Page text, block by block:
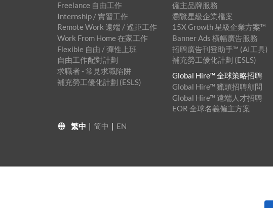
Freelance 自由工作
Internship / 實習工作
Remote Work 遠端 / 遙距工作
Work From Home 在家工作
Flexible 自由 / 彈性上班
自由工作配對計劃
求職者 - 常見求職陷阱
補充勞工優化計劃 (ESLS)
僱主品牌服務
瀏覽星級企業檔案
15X Growth 星級企業方案™
Banner Ads 橫幅廣告服務
招聘廣告刊登助手™ (AI工具)
補充勞工優化計劃 (ESLS)
Global Hire™ 全球策略招聘
Global Hire™ 獵頭招聘顧問
Global Hire™ 遠端人才招聘
EOR 全球名義僱主方案
繁中 | 简中 | EN